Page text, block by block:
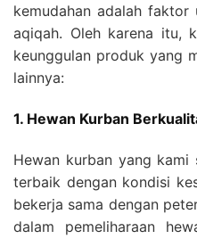
kemudahan adalah
aqiqah. Oleh karena itu,
keunggulan produk yang
lainnya:
1. Hewan Kurban
Hewan kurban yang kami
terbaik dengan kondisi
bekerja sama dengan
dalam pemeliharaan